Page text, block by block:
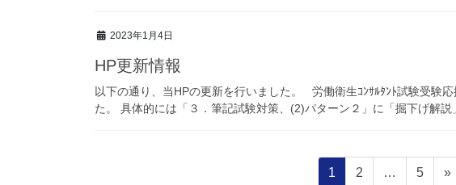
2023年1月4日
HP更新情報
以下の通り、当HPの更新を行いました。 労働衛生ｺﾝｻﾙﾀﾝﾄ試験受験
た。 具体的には「３．筆記試験対策、(2)パターン２」に「掘下げ解
固
1
固
2 …
固
5 »